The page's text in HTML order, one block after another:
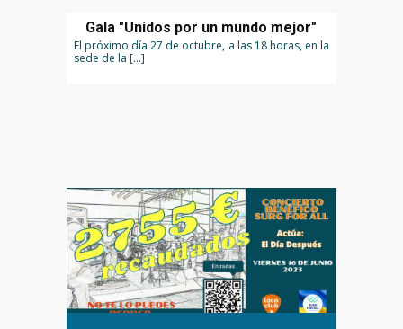
Gala "Unidos por un mundo mejor"
El próximo día 27 de octubre, a las 18 horas, en la
sede de la […]